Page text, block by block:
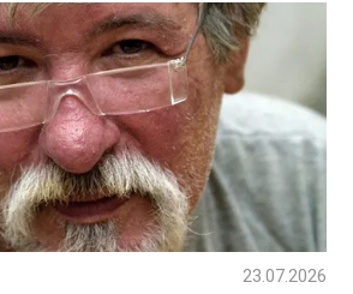
23.07.2026